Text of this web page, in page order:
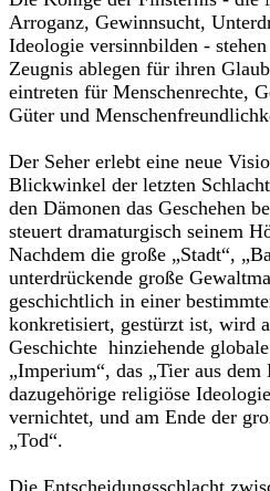
Arroganz, Gewinnsucht,
Ideologie versinnbilden -
Zeugnis ablegen für ihren
eintreten für Menschenrechte,
Güter und
Der Seher erlebt eine neue
Blickwinkel der letzten
den Dämonen das Geschehen
steuert dramaturgisch seinem
Nachdem die große „Stadt“,
unterdrückende große
geschichtlich in einer
konkretisiert, gestürzt ist, wird
Geschichte hinziehende
„Imperium“, das „Tier aus dem
dazugehörige religiöse
vernichtet, und am Ende der
„Tod“.
Die Entscheidungsschlacht